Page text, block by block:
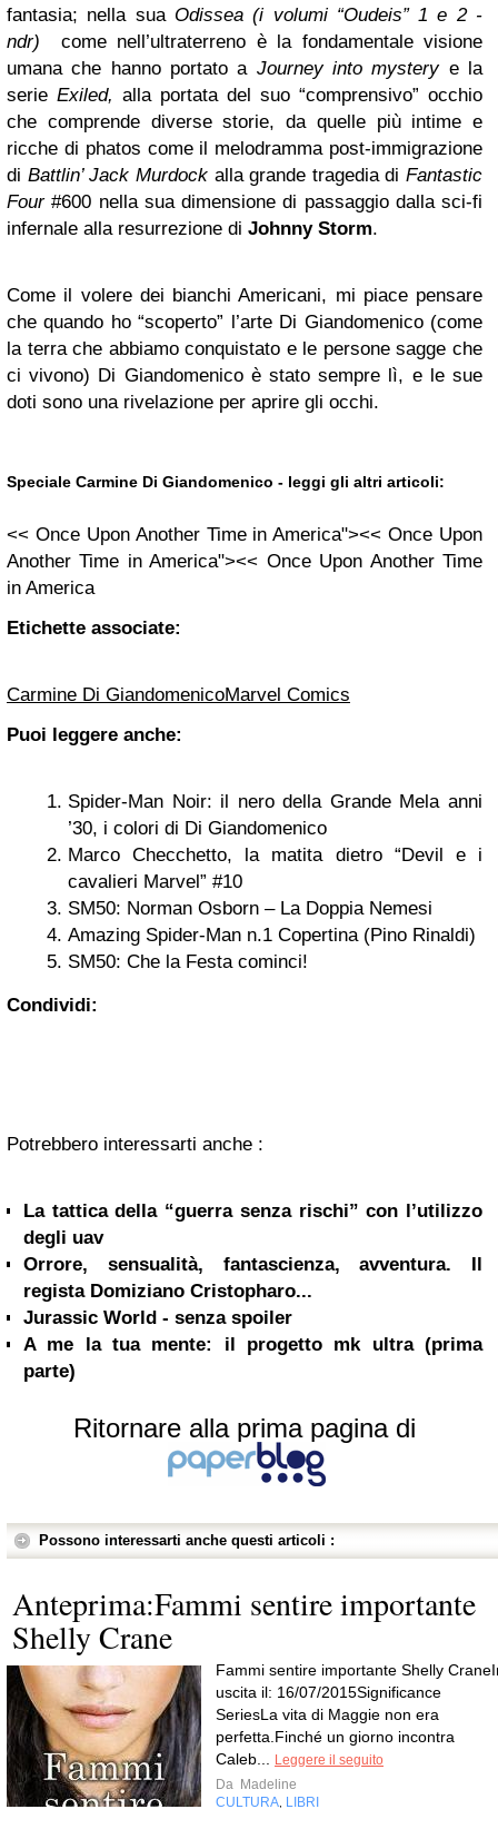
fantasia; nella sua Odissea (i volumi “Oudeis” 1 e 2 -
ndr)
come nell’ultraterreno è la fondamentale visione
umana che hanno portato a Journey into mysterye la
serie Exiled, alla portata del suo “comprensivo” occhio
che comprende diverse storie, da quelle più intime e
ricche di phatos come il melodramma post-immigrazione
di Battlin’ Jack Murdockalla grande tragedia di Fantastic
Four#600 nella sua dimensione di passaggio dalla sci-fi
infernale alla resurrezione di Johnny Storm.
Come il volere dei bianchi Americani, mi piace pensare
che quando ho “scoperto” l’arte Di Giandomenico (come
la terra che abbiamo conquistato e le persone sagge che
ci vivono) Di Giandomenico è stato sempre lì, e le sue
doti sono una rivelazione per aprire gli occhi.
Speciale Carmine Di Giandomenico - leggi gli altri articoli:
<< Once Upon Another Time in America"><< Once Upon
Another Time in America"><< Once Upon Another Time
in America
Etichette associate:
Carmine Di GiandomenicoMarvel Comics
Puoi leggere anche:
Spider-Man Noir: il nero della Grande Mela anni
’30, i colori di Di Giandomenico
Marco Checchetto, la matita dietro “Devil e i
cavalieri Marvel” #10
SM50: Norman Osborn – La Doppia Nemesi
Amazing Spider-Man n.1 Copertina (Pino Rinaldi)
SM50: Che la Festa cominci!
Condividi:
Potrebbero interessarti anche :
La tattica della “guerra senza rischi” con l’utilizzo
degli uav
Orrore, sensualità, fantascienza, avventura. Il
regista Domiziano Cristopharo...
Jurassic World - senza spoiler
A me la tua mente: il progetto mk ultra (prima
parte)
Ritornare alla prima pagina di
Possono interessarti anche questi articoli :
Anteprima:Fammi sentire importante
Shelly Crane
Fammi sentire importante Shelly
uscita il: 16/07/2015Significance
SeriesLa vita di Maggie non era
perfetta.Finché un giorno incontra
Caleb...
Leggere il seguito
Da Madeline
CULTURA LIBRI